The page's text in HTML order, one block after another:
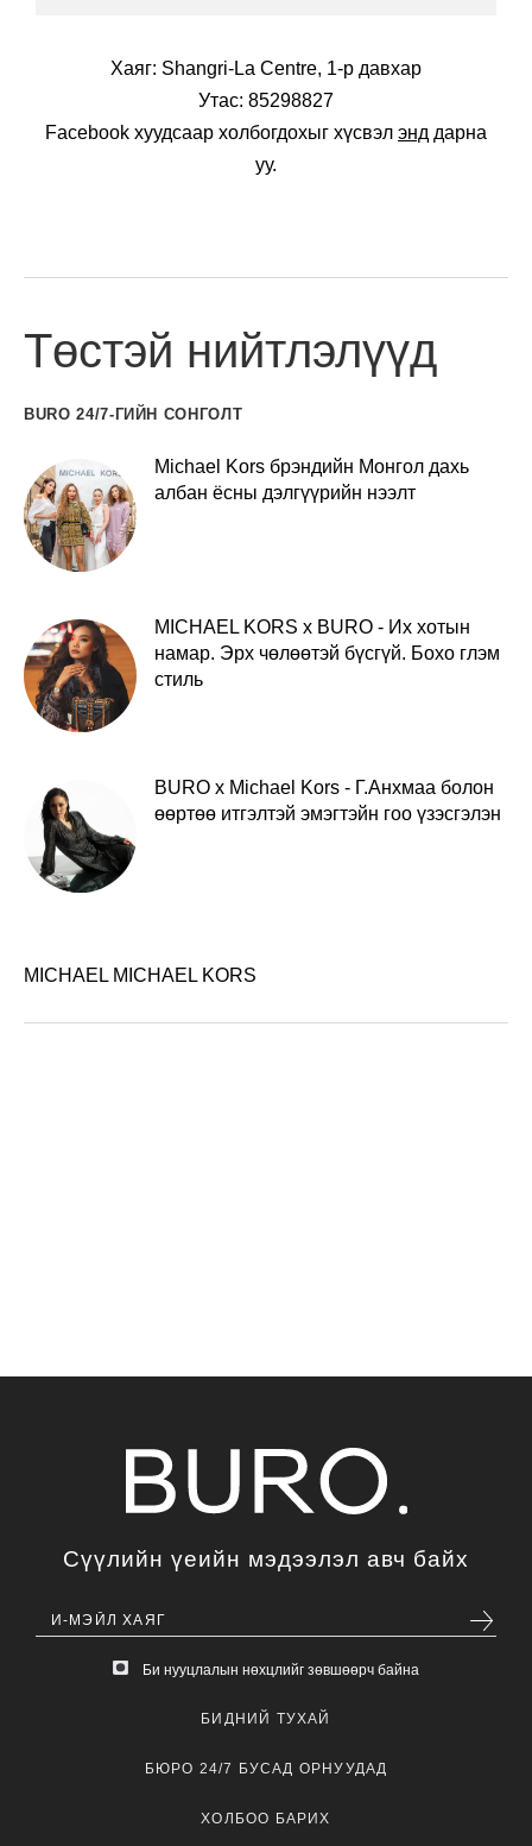
Хаяг: Shangri-La Centre, 1-р давхар
Утас: 85298827
Facebook хуудсаар холбогдохыг хүсвэл энд дарна
уу.
Төстэй нийтлэлүүд
BURO 24/7-ГИЙН СОНГОЛТ
Michael Kors брэндийн Монгол дахь
албан ёсны дэлгүүрийн нээлт
MICHAEL KORS x BURO - Их хотын
намар. Эрх чөлөөтэй бүсгүй. Бохо глэм
стиль
BURO x Michael Kors - Г.Анхмаа болон
өөртөө итгэлтэй эмэгтэйн гоо үзэсгэлэн
MICHAEL MICHAEL KORS
Сүүлийн үеийн мэдээлэл авч байх
Би нууцлалын нөхцлийг зөвшөөрч байна
БИДНИЙ ТУХАЙ
БЮРО 24/7 БУСАД ОРНУУДАД
ХОЛБОО БАРИХ